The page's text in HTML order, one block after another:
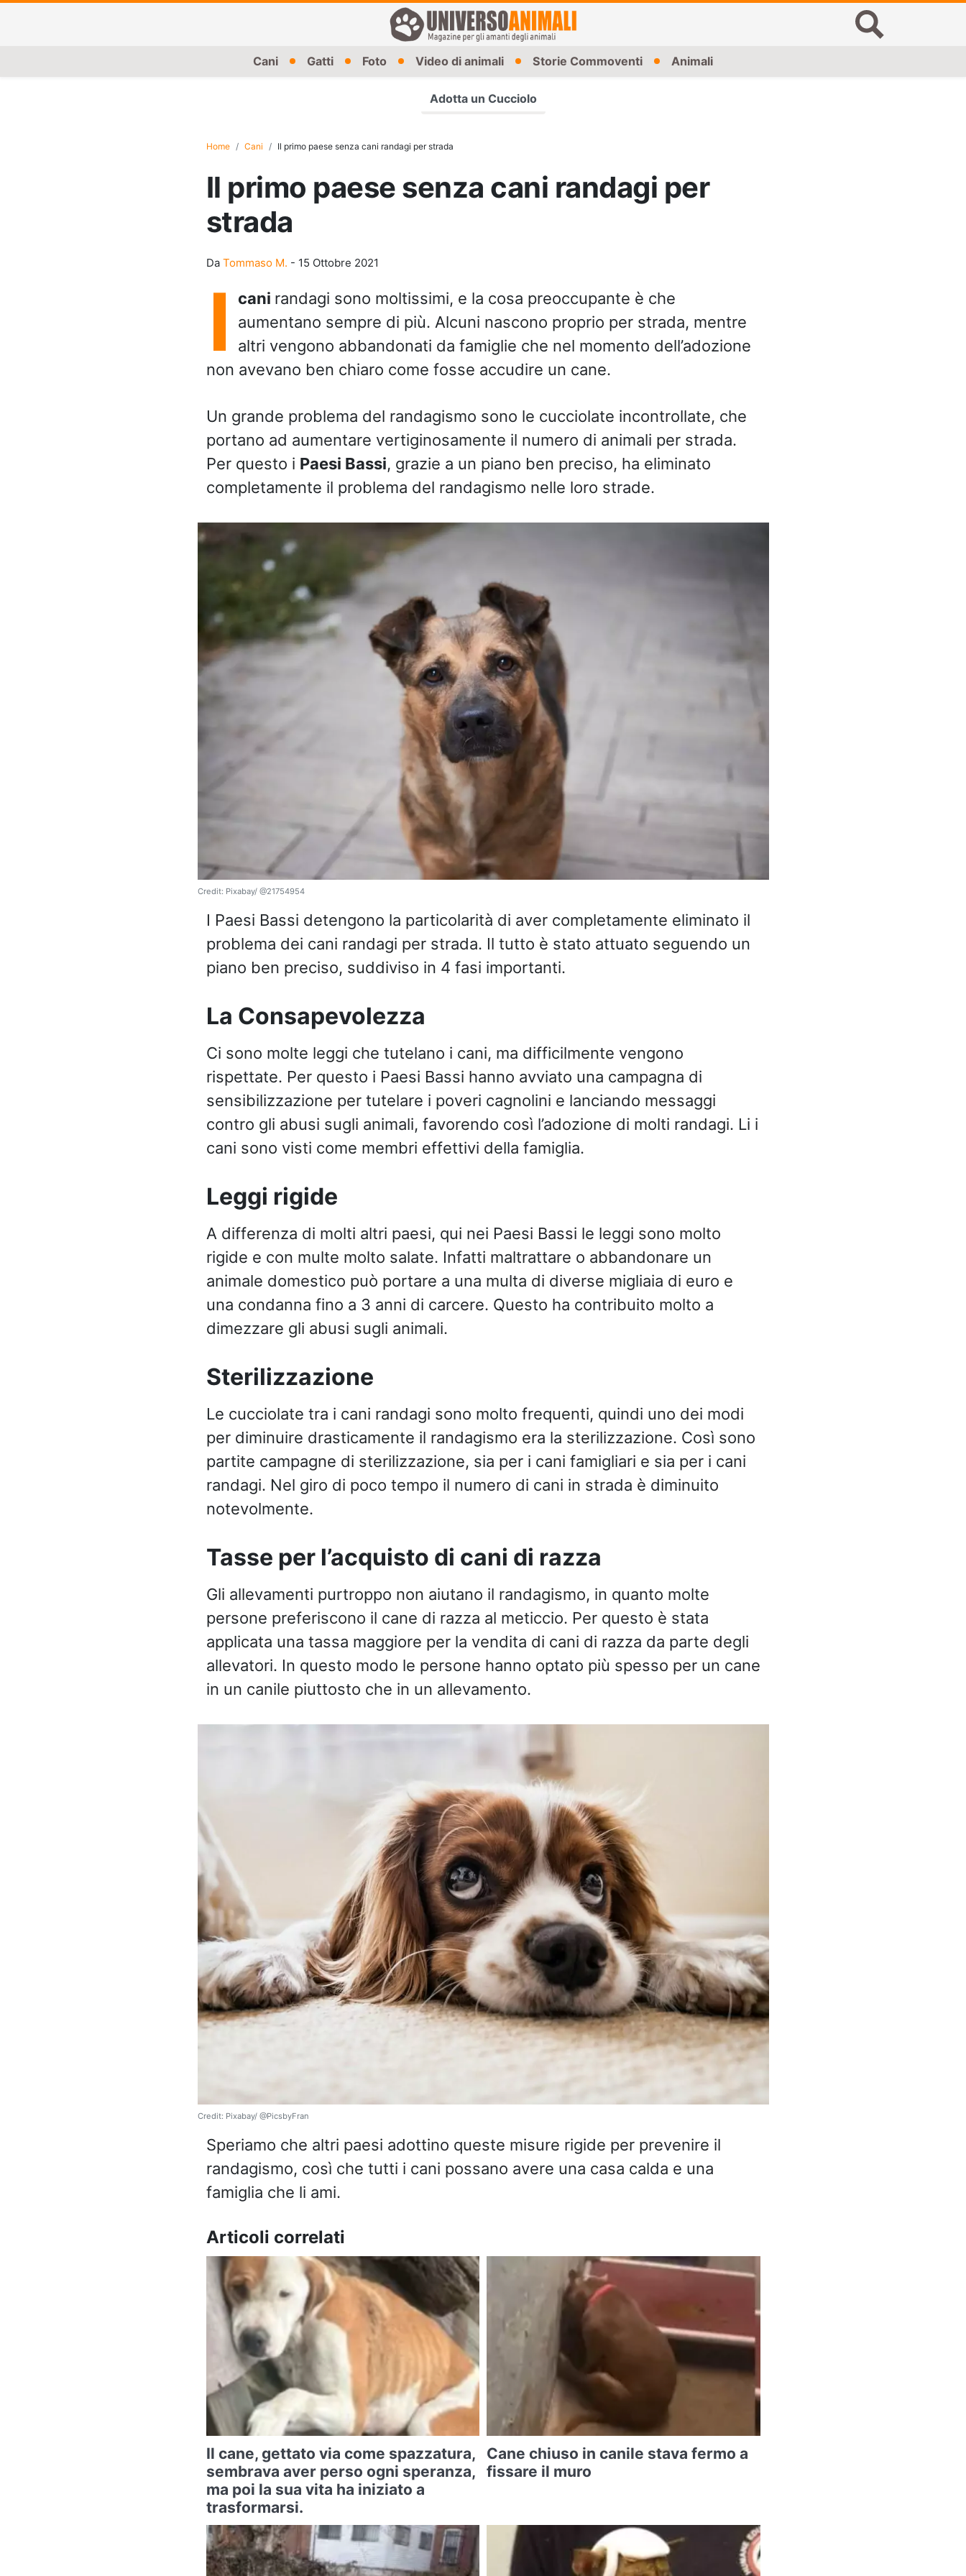
Cani Gatti Foto Video di animali Storie Commoventi Animali
Adotta un Cucciolo
Home Cani Il primo paese senza cani randagi per strada
Il primo paese senza cani randagi per
strada
Da Tommaso M. - 15 Ottobre 2021
I cani randagi sono moltissimi, e la cosa preoccupante è che
aumentano sempre di più. Alcuni nascono proprio per strada, mentre
altri vengono abbandonati da famiglie che nel momento dell’adozione
non avevano ben chiaro come fosse accudire un cane.
Un grande problema del randagismo sono le cucciolate incontrollate, che
portano ad aumentare vertiginosamente il numero di animali per strada.
Per questo i Paesi Bassi, grazie a un piano ben preciso, ha eliminato
completamente il problema del randagismo nelle loro strade.
Credit: Pixabay/ @21754954
I Paesi Bassi detengono la particolarità di aver completamente eliminato il
problema dei cani randagi per strada. Il tutto è stato attuato seguendo un
piano ben preciso, suddiviso in 4 fasi importanti.
La Consapevolezza
Ci sono molte leggi che tutelano i cani, ma difficilmente vengono
rispettate. Per questo i Paesi Bassi hanno avviato una campagna di
sensibilizzazione per tutelare i poveri cagnolini e lanciando messaggi
contro gli abusi sugli animali, favorendo così l’adozione di molti randagi. Li i
cani sono visti come membri effettivi della famiglia.
Leggi rigide
A differenza di molti altri paesi, qui nei Paesi Bassi le leggi sono molto
rigide e con multe molto salate. Infatti maltrattare o abbandonare un
animale domestico può portare a una multa di diverse migliaia di euro e
una condanna fino a 3 anni di carcere. Questo ha contribuito molto a
dimezzare gli abusi sugli animali.
Sterilizzazione
Le cucciolate tra i cani randagi sono molto frequenti, quindi uno dei modi
per diminuire drasticamente il randagismo era la sterilizzazione. Così sono
partite campagne di sterilizzazione, sia per i cani famigliari e sia per i cani
randagi. Nel giro di poco tempo il numero di cani in strada è diminuito
notevolmente.
Tasse per l’acquisto di cani di razza
Gli allevamenti purtroppo non aiutano il randagismo, in quanto molte
persone preferiscono il cane di razza al meticcio. Per questo è stata
applicata una tassa maggiore per la vendita di cani di razza da parte degli
allevatori. In questo modo le persone hanno optato più spesso per un cane
in un canile piuttosto che in un allevamento.
Credit: Pixabay/ @PicsbyFran
Speriamo che altri paesi adottino queste misure rigide per prevenire il
randagismo, così che tutti i cani possano avere una casa calda e una
famiglia che li ami.
Articoli correlati
Il cane, gettato via come spazzatura,
sembrava aver perso ogni speranza,
ma poi la sua vita ha iniziato a
trasformarsi.
Cane chiuso in canile stava fermo a
fissare il muro